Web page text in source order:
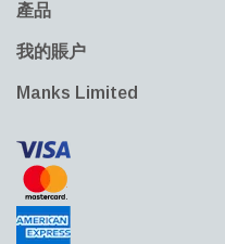
產品
我的賬户
Manks Limited